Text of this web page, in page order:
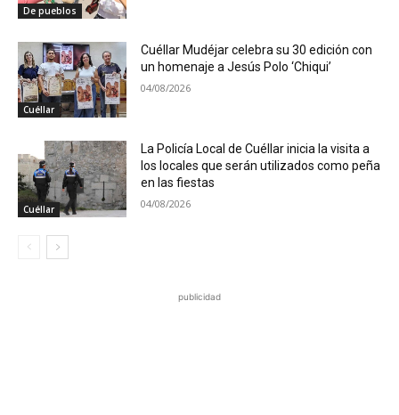
De pueblos
Cuéllar
Cuéllar Mudéjar celebra su 30 edición con
un homenaje a Jesús Polo ‘Chiqui’
04/08/2026
Cuéllar
La Policía Local de Cuéllar inicia la visita a
los locales que serán utilizados como peña
en las fiestas
04/08/2026
publicidad